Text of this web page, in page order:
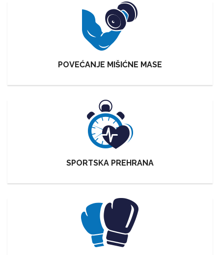
POVEĆANJE MIŠIĆNE MASE
SPORTSKA PREHRANA